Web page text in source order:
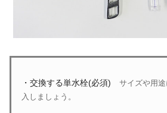
・交換する単水栓(必須) サイズや用
入しましょう。